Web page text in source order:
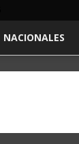
NACIONALES